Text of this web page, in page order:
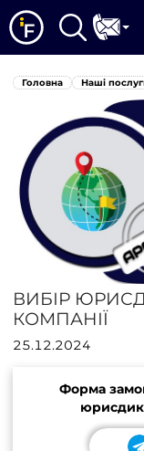
Головна Наші
ВИБІР
КОМПАНІЇ
25.12.2024
Форма